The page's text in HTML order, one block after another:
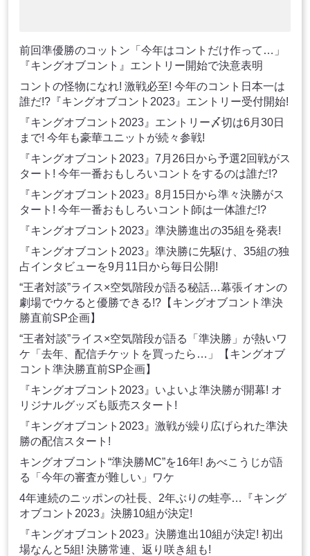
前回準優勝のコットン「今年はコントだけ作って…」
『キングオブコント』エントリー開始で決意表明
コントの怪物になれ! 激戦必至! 今年のコント日本一は
誰だ!?『キングオブコント2023』エントリー受付開始!
『キングオブコント2023』エントリー〆切は6月30日
まで! 今年も豪華ユニットが続々参戦!
『キングオブコント2023』7月26日から予選2回戦がス
タート! 今年一番おもしろいコントをするのは誰だ!?
『キングオブコント2023』8月15日から準々決勝がス
タート! 今年一番おもしろいコント師は一体誰だ!?
『キングオブコント2023』準決勝進出の35組を発表!
『キングオブコント2023』準決勝に先駆け、35組の独
占インタビューを9月11日から毎日公開!
“王者対談”ライス×空気階段が語る秘話…幕張イオンの
劇場でウケると優勝できる!?【キングオブコント準決
勝直前SP企画】
“王者対談”ライス×空気階段が語る「準決勝」が熱いワ
ケ「去年、配信チケットを買ったら…」【キングオブ
コント準決勝直前SP企画】
『キングオブコント2023』いよいよ準決勝が開幕! オ
リジナルグッズも販売スタート!
『キングオブコント2023』激戦が繰り広げられた準決
勝の配信スタート!
キングオブコント“準決勝MC”を16年! あべこうじが語
る「今年の審査が難しい」ワケ
4年連続のニッポンの社長、2年ぶりの蛙亭…『キング
オブコント2023』決勝10組が決定!
『キングオブコント2023』決勝進出10組が決定! 初出
場なんと5組! 決勝常連、返り咲き組も!